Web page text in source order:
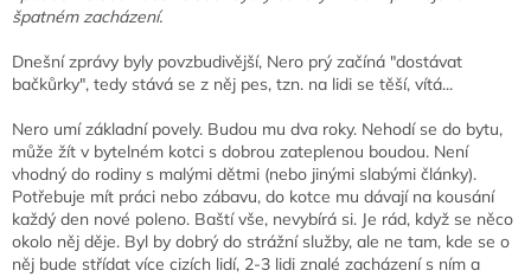
špatném zacházení.
Dnešní zprávy byly povzbudivější, Nero prý začíná "dostávat
bačkůrky", tedy stává se z něj pes, tzn. na lidi se těší, vítá...
Nero umí základní povely. Budou mu dva roky. Nehodí se do bytu,
může žít v bytelném kotci s dobrou zateplenou boudou. Není
vhodný do rodiny s malými dětmi (nebo jinými slabými články).
Potřebuje mít práci nebo zábavu, do kotce mu dávají na kousání
každý den nové poleno. Baští vše, nevybírá si. Je rád, když se něco
okolo něj děje. Byl by dobrý do strážní služby, ale ne tam, kde se o
něj bude střídat více cizích lidí, 2-3 lidi znalé zacházení s ním a